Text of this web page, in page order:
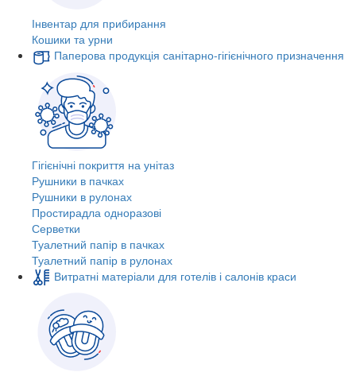
Інвентар для прибирання
Кошики та урни
Паперова продукція санітарно-гігієнічного призначення
Гігієнічні покриття на унітаз
Рушники в пачках
Рушники в рулонах
Простирадла одноразові
Серветки
Туалетний папір в пачках
Туалетний папір в рулонах
Витратні матеріали для готелів і салонів краси